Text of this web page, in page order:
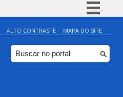
Simplifique!
Comunica BR
Participe
ALTO CONTRASTE MAPA DO SITE